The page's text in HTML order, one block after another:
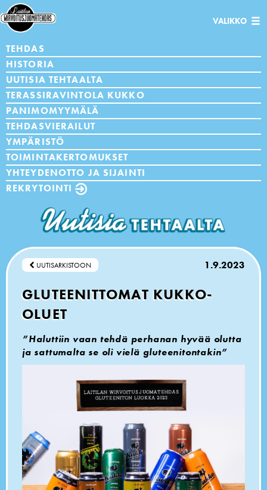
Avaa/sulje
VALIKKO
TEHDAS
HISTORIA
UUTISIA TEHTAALTA
TERASSIRAVINTOLA KUKKO
PANIMOMYYMÄLÄ
TEHDASVIERAILUT
YMPÄRISTÖ
TOIMINTAKERTOMUKSET
YHTEYDENOTTO JA SIJAINTI
REKRYTOINTI
UUTISARKISTOON 1.9.2023
GLUTEENITTOMAT KUKKO-
OLUET
”Haluttiin vaan tehdä perhanan hyvää olutta
ja sattumalta se oli vielä gluteenitontakin”